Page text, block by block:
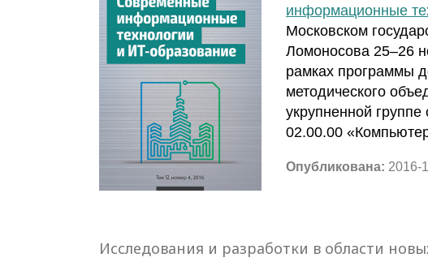
информационные
Московском
Ломоносова 25–26
рамках программы
методического
укрупненной
02.00.00
Опубликована: 2016-
Исследования и разработки в области